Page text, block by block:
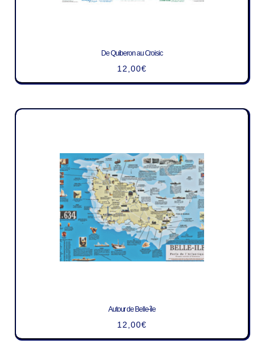
De Quiberon au Croisic
12,00€
Autour de Belle-île
12,00€